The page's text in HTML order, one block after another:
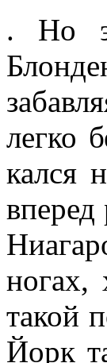
. Но
легко
кался
ногах,
такой
Йорк